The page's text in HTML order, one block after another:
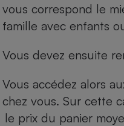
vous correspond le
famille avec enfants
Vous devez ensuite
Vous accédez alors
chez vous. Sur cette
le prix du panier